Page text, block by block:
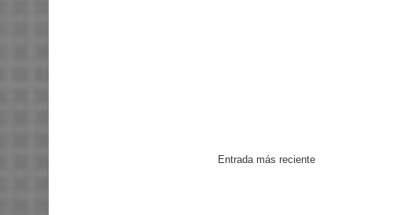
Entrada más reciente